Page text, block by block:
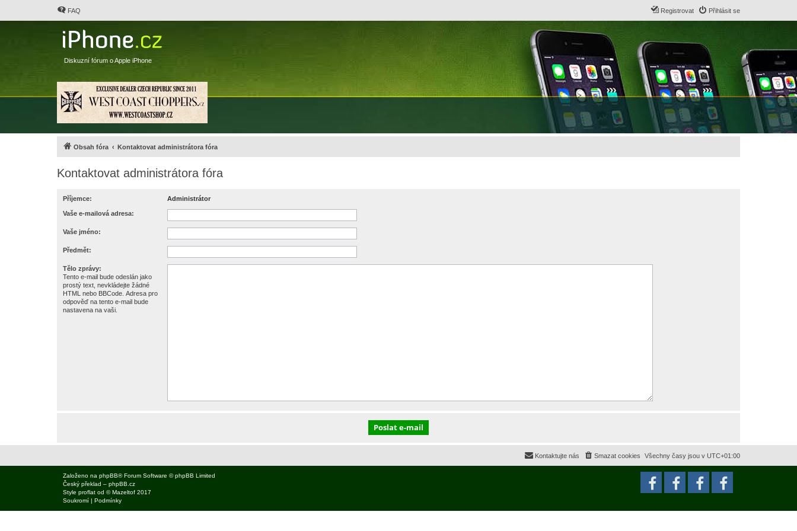
FAQ Přihlásit se
Registrovat
Diskuzní fórum o Apple iPhone
Obsah fóra Kontaktovat administrátora fóra
Kontaktovat administrátora fóra
Příjemce: Administrátor
Vaše e-mailová adresa:
Vaše jméno:
Předmět:
Tělo zprávy:
Tento e-mail bude odeslán jako
prostý text, nevkládejte žádné
HTML nebo BBCode. Adresa pro
odpověď na tento e-mail bude
nastavena na vaši.
Všechny časy jsou v UTC+01:00
Smazat cookies
Kontaktujte nás
Založeno na phpBB® Forum Software © phpBB Limited
Český překlad – phpBB.cz
Style proflat od ©Mazeltof 2017
Soukromí | Podmínky